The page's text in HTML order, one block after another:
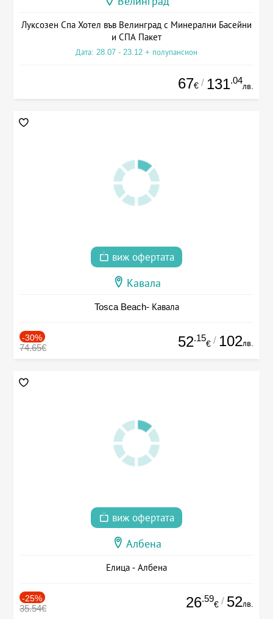
Луксозен Спа Хотел във Велинград с Минерални Басейни
и СПА Пакет
Дата: 28.07 - 23.12 + полупансион
67€ / 131.04
лв.
виж офертата
Кавала
Tosca Beach- Кавала
-30%
74.65€ 52.15
€ / 102лв.
виж офертата
Албена
Елица - Албена
-25%
35.54€ 26.59
€ / 52лв.